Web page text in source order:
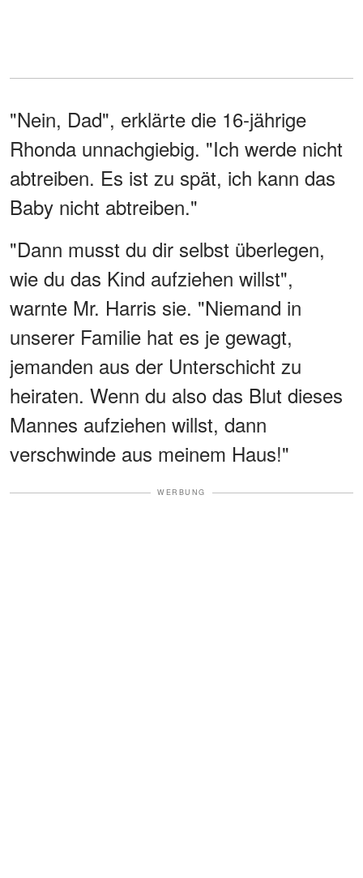
"Nein, Dad", erklärte die 16-jährige
Rhonda unnachgiebig. "Ich werde nicht
abtreiben. Es ist zu spät, ich kann das
Baby nicht abtreiben."
"Dann musst du dir selbst überlegen,
wie du das Kind aufziehen willst",
warnte Mr. Harris sie. "Niemand in
unserer Familie hat es je gewagt,
jemanden aus der Unterschicht zu
heiraten. Wenn du also das Blut dieses
Mannes aufziehen willst, dann
verschwinde aus meinem Haus!"
WERBUNG